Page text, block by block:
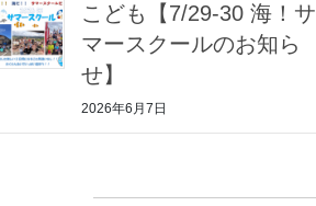
こども【7/29-30 海！サ
マースクールのお知ら
せ】
2026年6月7日